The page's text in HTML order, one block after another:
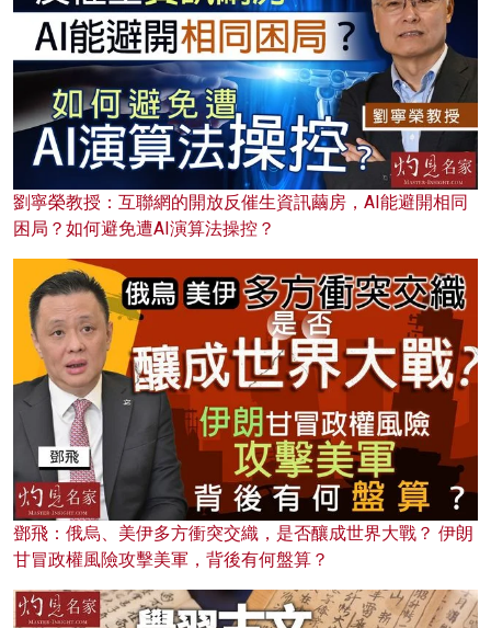
劉寧榮教授：互聯網的開放反催生資訊繭房，AI能避開相同
困局？如何避免遭AI演算法操控？
鄧飛：俄烏、美伊多方衝突交織，是否釀成世界大戰？ 伊朗
甘冒政權風險攻擊美軍，背後有何盤算？